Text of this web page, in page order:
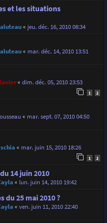
et les situations
« jeu. déc. 16, 2010 08:34
« mar. déc. 14, 2010 13:51
« dim. déc. 05, 2010 23:53
1 2
« mar. sept. 07, 2010 04:50
« mar. juin 15, 2010 18:26
1 2
14 juin 2010
« lun. juin 14, 2010 19:42
du 25 mai 2010 ?
« ven. juin 11, 2010 22:40